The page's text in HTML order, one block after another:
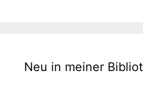
Neu in meiner